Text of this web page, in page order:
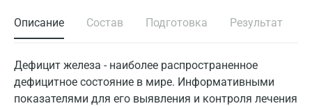
Описание Состав Подготовка Результат
Дефицит железа - наиболее распространенное
дефицитное состояние в мире. Информативными
показателями для его выявления и контроля лечения